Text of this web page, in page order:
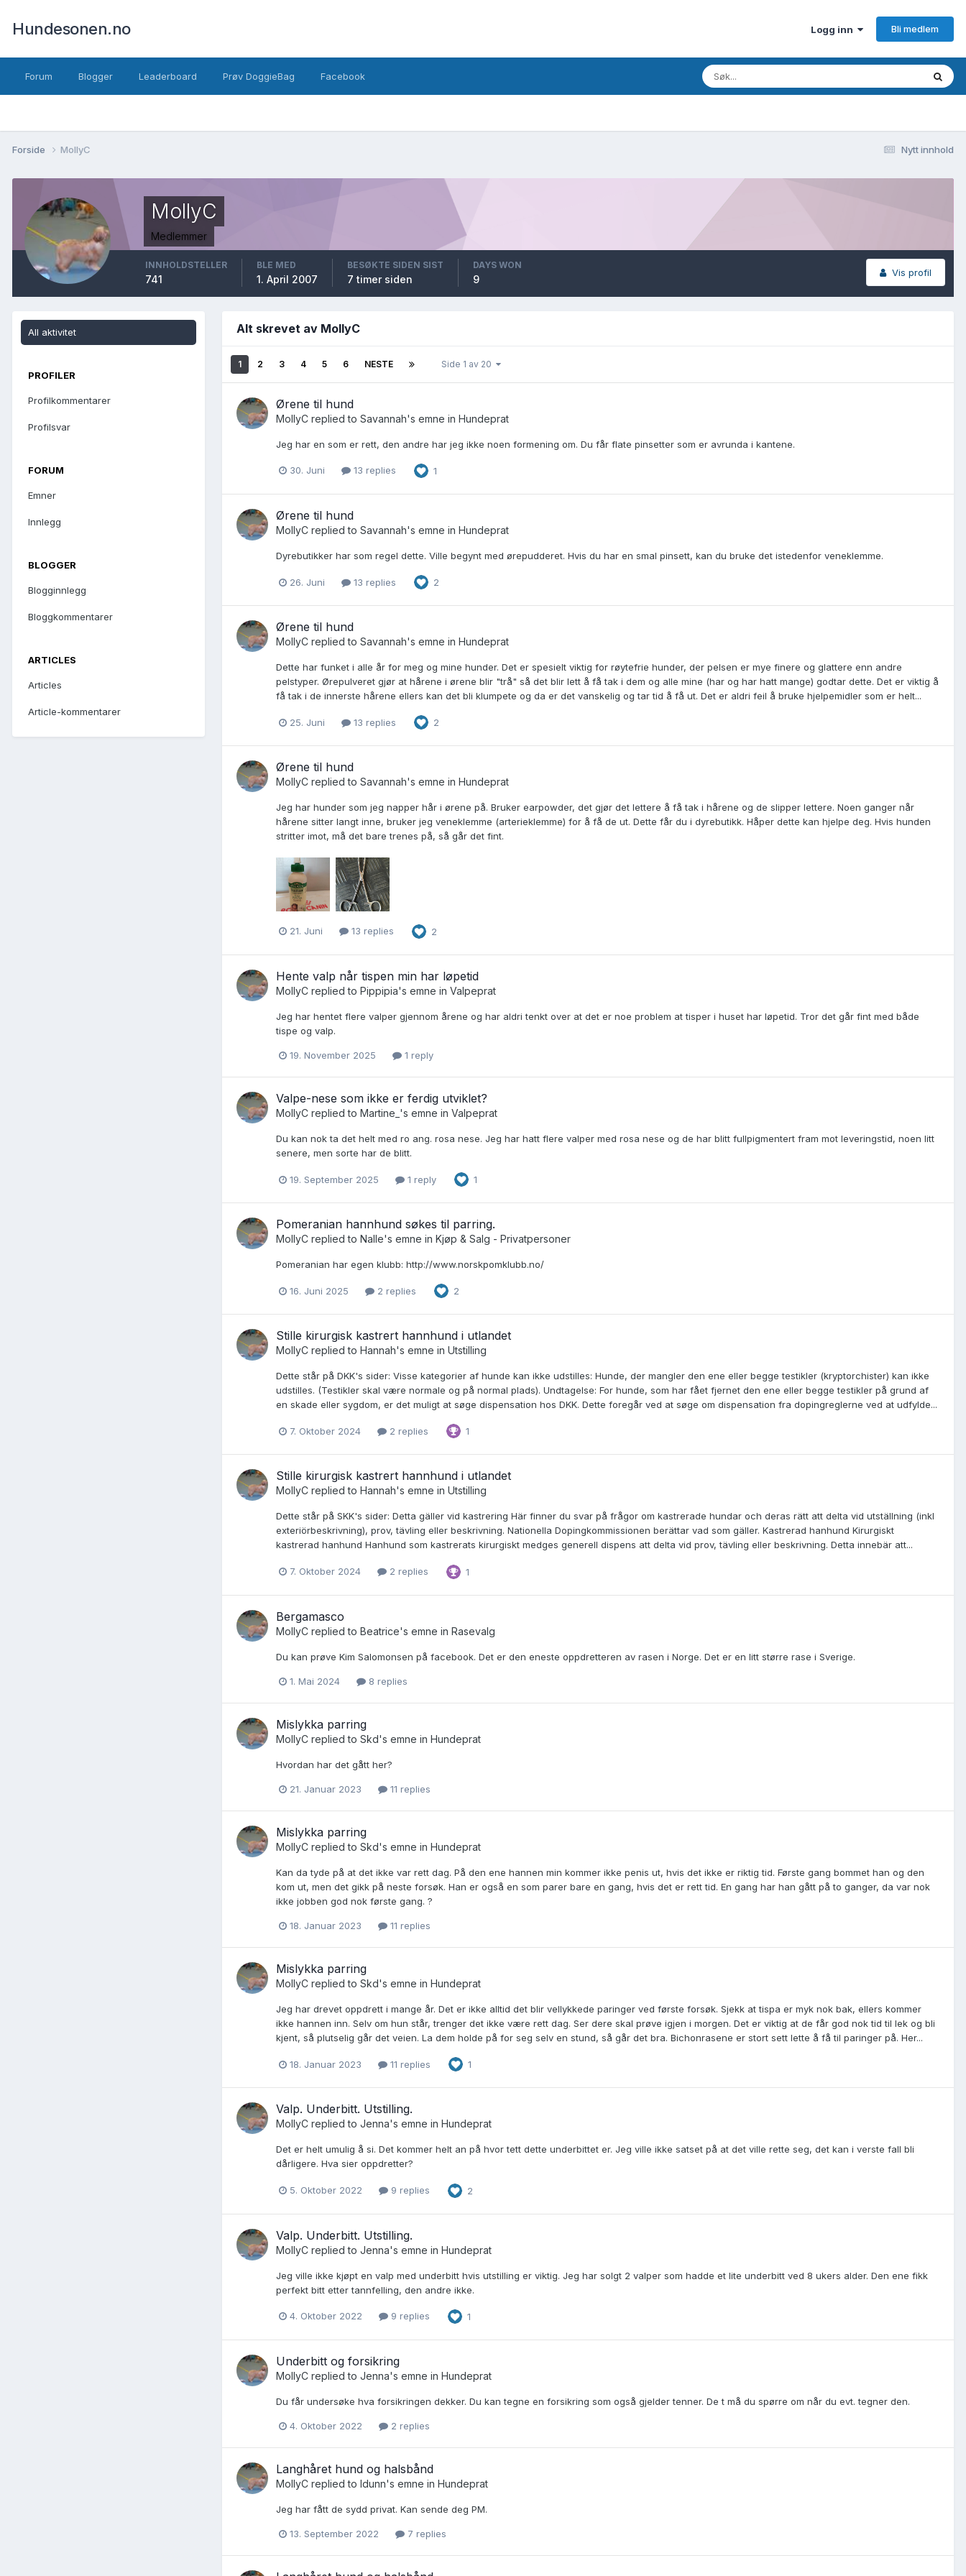
Hundesonen.no Logg inn Bli medlem
Forum Blogger Leaderboard Prøv DoggieBag Facebook
Nytt innhold
Forside MollyC
MollyC
Medlemmer
Vis profil
INNHOLDSTELLER
741
BLE MED
1. April 2007
BESØKTE SIDEN SIST
7 timer siden
DAYS WON
9
All aktivitet
PROFILER
Profilkommentarer
Profilsvar
FORUM
Emner
Innlegg
BLOGGER
Blogginnlegg
Bloggkommentarer
ARTICLES
Articles
Article-kommentarer
Alt skrevet av MollyC
1 2 3 4 5 6 NESTE Side 1 av 20
Ørene til hund
MollyC replied to Savannah's emne in Hundeprat
Jeg har en som er rett, den andre har jeg ikke noen formening om. Du får flate pinsetter som er avrunda i kantene.
30. Juni 13 replies 1
Ørene til hund
MollyC replied to Savannah's emne in Hundeprat
Dyrebutikker har som regel dette. Ville begynt med ørepudderet. Hvis du har en smal pinsett, kan du bruke det istedenfor veneklemme.
26. Juni 13 replies 2
Ørene til hund
MollyC replied to Savannah's emne in Hundeprat
Dette har funket i alle år for meg og mine hunder. Det er spesielt viktig for røytefrie hunder, der pelsen er mye finere og glattere enn andre
pelstyper. Ørepulveret gjør at hårene i ørene blir "trå" så det blir lett å få tak i dem og alle mine (har og har hatt mange) godtar dette. Det er viktig å
få tak i de innerste hårene ellers kan det bli klumpete og da er det vanskelig og tar tid å få ut. Det er aldri feil å bruke hjelpemidler som er helt...
25. Juni 13 replies 2
Ørene til hund
MollyC replied to Savannah's emne in Hundeprat
Jeg har hunder som jeg napper hår i ørene på. Bruker earpowder, det gjør det lettere å få tak i hårene og de slipper lettere. Noen ganger når
hårene sitter langt inne, bruker jeg veneklemme (arterieklemme) for å få de ut. Dette får du i dyrebutikk. Håper dette kan hjelpe deg. Hvis hunden
stritter imot, må det bare trenes på, så går det fint.
21. Juni 13 replies 2
Hente valp når tispen min har løpetid
MollyC replied to Pippipia's emne in Valpeprat
Jeg har hentet flere valper gjennom årene og har aldri tenkt over at det er noe problem at tisper i huset har løpetid. Tror det går fint med både
tispe og valp.
19. November 2025 1 reply
Valpe-nese som ikke er ferdig utviklet?
MollyC replied to Martine_ 's emne in Valpeprat
Du kan nok ta det helt med ro ang. rosa nese. Jeg har hatt flere valper med rosa nese og de har blitt fullpigmentert fram mot leveringstid, noen litt
senere, men sorte har de blitt.
19. September 2025 1 reply 1
Pomeranian hannhund søkes til parring.
MollyC replied to Nalle's emne in Kjøp & Salg - Privatpersoner
Pomeranian har egen klubb: http://www.norskpomklubb.no/
16. Juni 2025 2 replies 2
Stille kirurgisk kastrert hannhund i utlandet
MollyC replied to Hannah's emne in Utstilling
Dette står på DKK's sider: Visse kategorier af hunde kan ikke udstilles: Hunde, der mangler den ene eller begge testikler (kryptorchister) kan ikke
udstilles. (Testikler skal være normale og på normal plads). Undtagelse: For hunde, som har fået fjernet den ene eller begge testikler på grund af
en skade eller sygdom, er det muligt at søge dispensation hos DKK. Dette foregår ved at søge om dispensation fra dopingreglerne ved at udfylde...
7. Oktober 2024 2 replies 1
Stille kirurgisk kastrert hannhund i utlandet
MollyC replied to Hannah's emne in Utstilling
Dette står på SKK's sider: Detta gäller vid kastrering Här finner du svar på frågor om kastrerade hundar och deras rätt att delta vid utställning (inkl
exteriörbeskrivning), prov, tävling eller beskrivning. Nationella Dopingkommissionen berättar vad som gäller. Kastrerad hanhund Kirurgiskt
kastrerad hanhund Hanhund som kastrerats kirurgiskt medges generell dispens att delta vid prov, tävling eller beskrivning. Detta innebär att...
7. Oktober 2024 2 replies 1
Bergamasco
MollyC replied to Beatrice's emne in Rasevalg
Du kan prøve Kim Salomonsen på facebook. Det er den eneste oppdretteren av rasen i Norge. Det er en litt større rase i Sverige.
1. Mai 2024 8 replies
Mislykka parring
MollyC replied to Skd's emne in Hundeprat
Hvordan har det gått her?
21. Januar 2023 11 replies
Mislykka parring
MollyC replied to Skd's emne in Hundeprat
Kan da tyde på at det ikke var rett dag. På den ene hannen min kommer ikke penis ut, hvis det ikke er riktig tid. Første gang bommet han og den
kom ut, men det gikk på neste forsøk. Han er også en som parer bare en gang, hvis det er rett tid. En gang har han gått på to ganger, da var nok
ikke jobben god nok første gang. ?
18. Januar 2023 11 replies
Mislykka parring
MollyC replied to Skd's emne in Hundeprat
Jeg har drevet oppdrett i mange år. Det er ikke alltid det blir vellykkede paringer ved første forsøk. Sjekk at tispa er myk nok bak, ellers kommer
ikke hannen inn. Selv om hun står, trenger det ikke være rett dag. Ser dere skal prøve igjen i morgen. Det er viktig at de får god nok tid til lek og bli
kjent, så plutselig går det veien. La dem holde på for seg selv en stund, så går det bra. Bichonrasene er stort sett lette å få til paringer på. Her...
18. Januar 2023 11 replies 1
Valp. Underbitt. Utstilling.
MollyC replied to Jenna's emne in Hundeprat
Det er helt umulig å si. Det kommer helt an på hvor tett dette underbittet er. Jeg ville ikke satset på at det ville rette seg, det kan i verste fall bli
dårligere. Hva sier oppdretter?
5. Oktober 2022 9 replies 2
Valp. Underbitt. Utstilling.
MollyC replied to Jenna's emne in Hundeprat
Jeg ville ikke kjøpt en valp med underbitt hvis utstilling er viktig. Jeg har solgt 2 valper som hadde et lite underbitt ved 8 ukers alder. Den ene fikk
perfekt bitt etter tannfelling, den andre ikke.
4. Oktober 2022 9 replies 1
Underbitt og forsikring
MollyC replied to Jenna's emne in Hundeprat
Du får undersøke hva forsikringen dekker. Du kan tegne en forsikring som også gjelder tenner. De t må du spørre om når du evt. tegner den.
4. Oktober 2022 2 replies
Langhåret hund og halsbånd
MollyC replied to Idunn's emne in Hundeprat
Jeg har fått de sydd privat. Kan sende deg PM.
13. September 2022 7 replies